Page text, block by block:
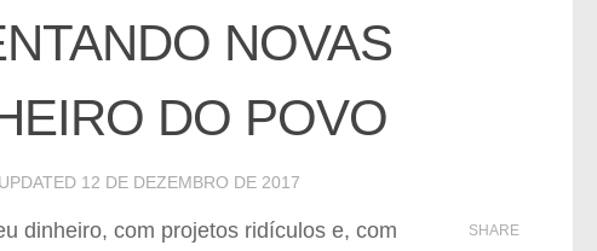
NOVAS
DO POVO
12 DE DEZEMBRO DE 2017
dinheiro, com projetos ridículos e, com
SHARE